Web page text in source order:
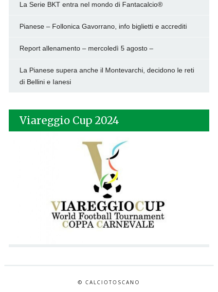
La Serie BKT entra nel mondo di Fantacalcio®
Pianese – Follonica Gavorrano, info biglietti e accrediti
Report allenamento – mercoledì 5 agosto –
La Pianese supera anche il Montevarchi, decidono le reti
di Bellini e Ianesi
Viareggio Cup 2024
© CALCIOTOSCANO